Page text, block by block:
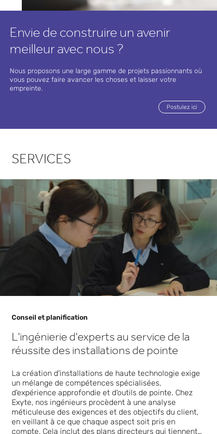
Envie de construire un avenir
meilleur avec nous ?
Nous proposons une large gamme de projets passionnants où
vous pouvez faire avancer les choses et laisser votre
empreinte.
Postulez ici
SERVICES
Conseil et planification
L'ingénierie d'experts au service de la
réussite des installations de pointe
La création d'installations de haute technologie exige
un mélange de compétences spécialisées,
d'expérience approfondie et d'outils de pointe. Chez
Exyte, nos ingénieurs procèdent à une analyse
méticuleuse des exigences et des objectifs du client,
en veillant à ce que chaque aspect soit pris en
compte. Cela inclut des plans directeurs qui tiennent